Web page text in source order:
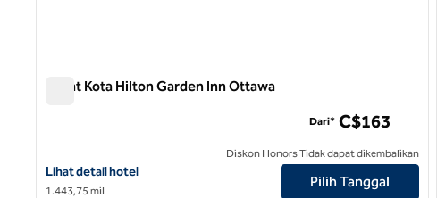
Pusat Kota Hilton Garden Inn Ottawa
Lihat detail hotel untuk Hilton Garden Inn Ottawa Downtown
Lihat detail hotel
1.443,75 mil
Dari* C$163
Diskon Honors Tidak dapat dikembalikan
Pilih Tanggal